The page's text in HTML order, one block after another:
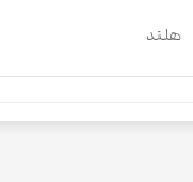
هلند